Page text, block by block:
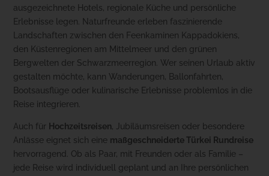
ausgezeichnete Hotels, regionale Küche und persönliche
Erlebnisse legen. Naturfreunde erleben faszinierende
Landschaften zwischen den Feenkaminen Kappadokiens,
den Küstenregionen am Mittelmeer und den grünen
Bergwelten der Schwarzmeerregion. Wer seinen Urlaub aktiv
gestalten möchte, kann Wanderungen, Ballonfahrten,
Bootsausflüge oder kulinarische Erlebnisse problemlos in die
Reise integrieren.
Auch für Hochzeitsreisen, Jubiläumsreisen oder besondere
Anlässe eignet sich eine maßgeschneiderte Türkei Rundreise
hervorragend. Ob als Paar, mit Freunden oder als Familie –
jede Reise wird individuell geplant und an Ihre persönlichen